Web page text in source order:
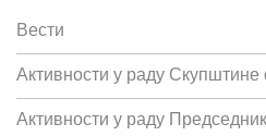
Вести
Активности у раду
Активности у раду